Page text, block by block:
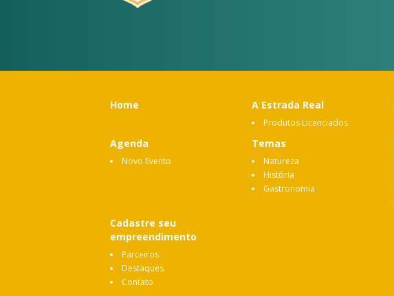
Home A Estrada Real
Produtos Licenciados
Agenda
Novo Evento
Temas
Natureza
História
Gastronomia
Cadastre seu
empreendimento
Parceiros
Destaques
Contato